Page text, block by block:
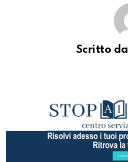
Scritto da